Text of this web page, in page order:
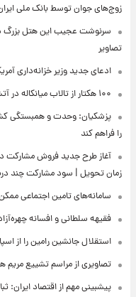
زوج‌های جوان توسط بانک ملی
سرنوشت عجیب این هتل بزرگ در
تصاویر
ادعای جدید وزیر خزانه‌داری
۱۰۰ هکتار از تالاب میانکاله در آتش عمدی خاکستر شد + تصاویر
پزشکیان: وحدت و همبستگی
را فراهم کند
آغاز طرح جدید فروش مشارکت
زمان تحویل | سود مشارکت چند
سامانه‌های تامین اجتماعی
فقیهه سلطانی و افسانه
استقلال جانشین رامین را از
تصاویری از مراسم تشییع مریم
پیشبینی مهم از اقتصاد ایران: